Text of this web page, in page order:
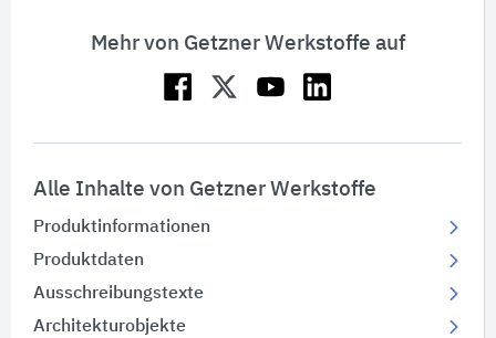
Mehr von Getzner Werkstoffe auf
Alle Inhalte von Getzner Werkstoffe
Produktinformationen
Produktdaten
Ausschreibungstexte
Architekturobjekte